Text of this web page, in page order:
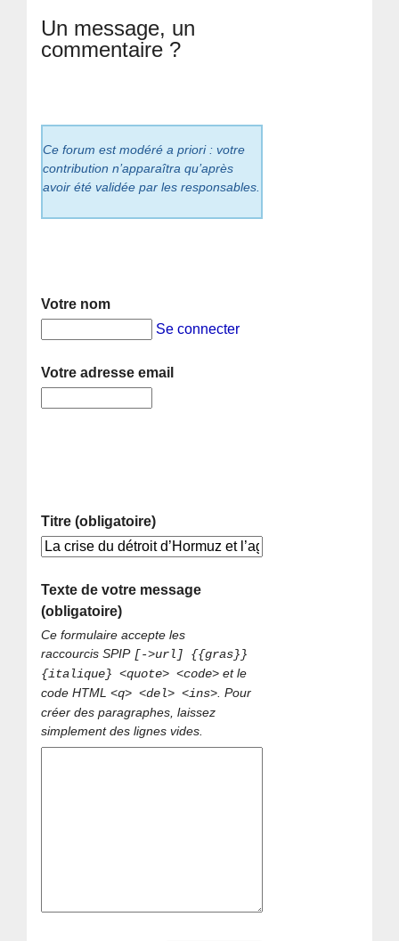
Un message, un
commentaire ?
Ce forum est modéré a priori : votre
contribution n’apparaîtra qu’après
avoir été validée par les responsables.
Votre nom
Se connecter
Votre adresse email
Titre (obligatoire)
Texte de votre message
(obligatoire)
Ce formulaire accepte les
raccourcis SPIP [->url] {{gras}}
{italique} <quote> <code> et le
code HTML<q> <del> <ins>. Pour
créer des paragraphes, laissez
simplement des lignes vides.